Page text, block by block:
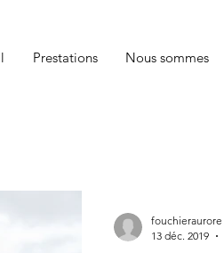
Prestations Nous sommes
fouchieraurore
13 déc. 2019